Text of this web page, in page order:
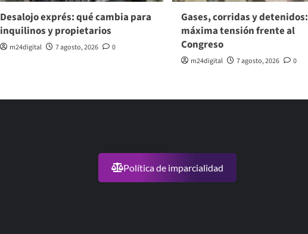
Desalojo exprés: qué cambia para
inquilinos y propietarios
m24digital 7 agosto, 2026 0
Gases, corridas y detenidos:
máxima tensión frente al
Congreso
m24digital 7 agosto, 2026 0
Política de imparcialidad